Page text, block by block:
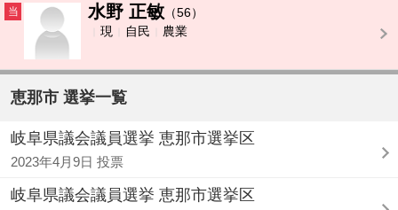
当 水野 正敏 （56）
現
自民 農業
恵那市 選挙一覧
岐阜県議会議員選挙 恵那市選挙区
2023年4月9日 投票
岐阜県議会議員選挙 恵那市選挙区